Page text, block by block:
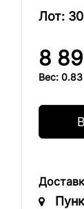
Лот:
8
Вес: 0.83